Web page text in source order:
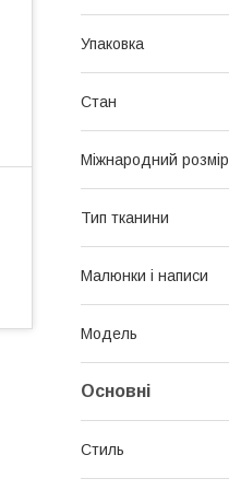
Упаковка
Стан
Міжнародний розмір
Тип тканини
Малюнки і написи
Модель
Основні
Стиль